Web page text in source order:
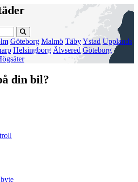
Göteborg Malmö TäbyYstad Upplands
Helsingborg Älvsered Göteborg
din bil?